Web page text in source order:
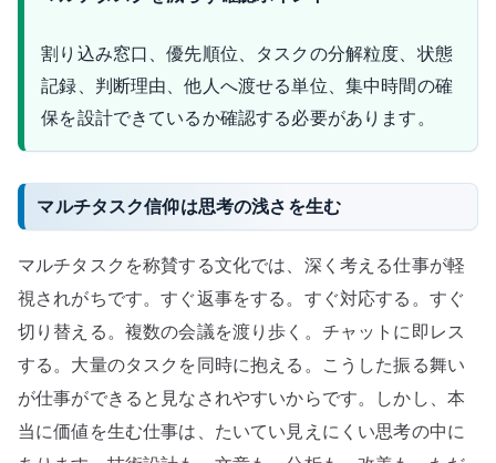
割り込み窓口、優先順位、タスクの分解粒度、状態
記録、判断理由、他人へ渡せる単位、集中時間の確
保を設計できているか確認する必要があります。
マルチタスク信仰は思考の浅さを生む
マルチタスクを称賛する文化では、深く考える仕事が軽
視されがちです。すぐ返事をする。すぐ対応する。すぐ
切り替える。複数の会議を渡り歩く。チャットに即レス
する。大量のタスクを同時に抱える。こうした振る舞い
が仕事ができると見なされやすいからです。しかし、本
当に価値を生む仕事は、たいてい見えにくい思考の中に